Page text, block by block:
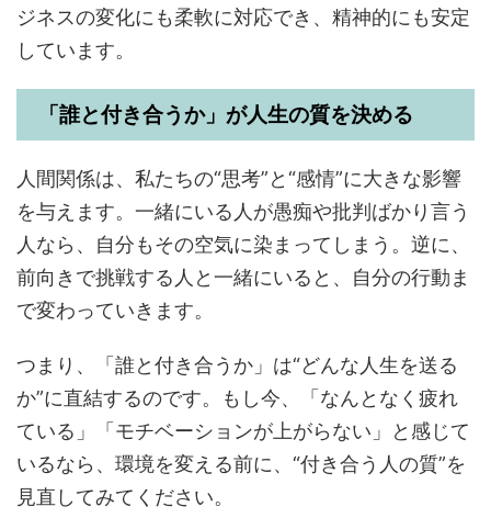
ジネスの変化にも柔軟に対応でき、精神的にも安定
しています。
「誰と付き合うか」が人生の質を決める
人間関係は、私たちの“思考”と“感情”に大きな影響
を与えます。一緒にいる人が愚痴や批判ばかり言う
人なら、自分もその空気に染まってしまう。逆に、
前向きで挑戦する人と一緒にいると、自分の行動ま
で変わっていきます。
つまり、「誰と付き合うか」は“どんな人生を送る
か”に直結するのです。もし今、「なんとなく疲れ
ている」「モチベーションが上がらない」と感じて
いるなら、環境を変える前に、“付き合う人の質”を
見直してみてください。